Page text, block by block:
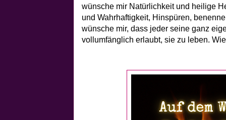
wünsche mir Natürlichkeit und heilige
und Wahrhaftigkeit, Hinspüren,
wünsche mir, dass jeder seine ganz
vollumfänglich erlaubt, sie zu leben.